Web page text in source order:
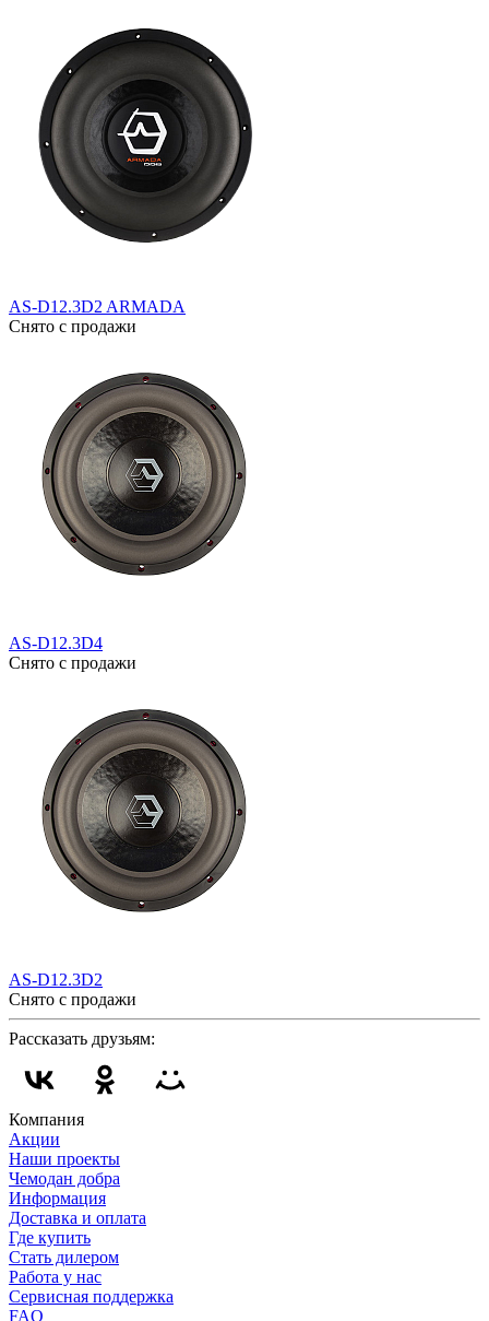
AS-D12.3D2 ARMADA
Снято с продажи
AS-D12.3D4
Снято с продажи
AS-D12.3D2
Снято с продажи
Рассказать друзьям:
Компания
Акции
Наши проекты
Чемодан добра
Информация
Доставка и оплата
Где купить
Стать дилером
Работа у нас
Сервисная поддержка
FAQ